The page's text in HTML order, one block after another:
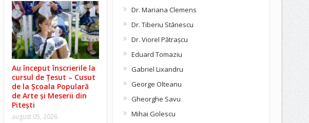
Au început înscrierile la
cursul de Țesut – Cusut
de la Școala Populară
de Arte și Meserii din
Pitești
august 05, 2026
Dr. Mariana Clemens
Dr. Tiberiu Stănescu
Dr. Viorel Pătraşcu
Eduard Tomaziu
Gabriel Lixandru
George Olteanu
Gheorghe Savu
Mihai Golescu